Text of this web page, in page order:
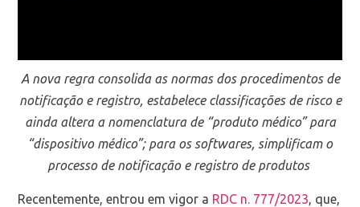
A nova regra consolida as normas dos procedimentos de
notificação e registro, estabelece classificações de risco e
ainda altera a nomenclatura de “produto médico” para
“dispositivo médico”; para os softwares, simplificam o
processo de notificação e registro de produtos
Recentemente, entrou em vigor a RDC n. 777/2023, que,